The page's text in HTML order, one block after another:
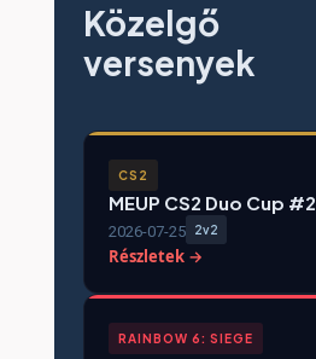
Közelgő
versenyek
CS2
MEUP CS2 Duo Cup #2
2026-07-25 2v2
Részletek →
RAINBOW 6: SIEGE